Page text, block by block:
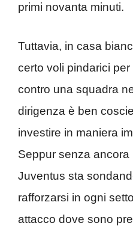
primi novanta minuti.
Tuttavia, in casa
certo voli pindarici
contro una squadra
dirigenza è ben
investire in maniera
Seppur senza ancora
Juventus sta
rafforzarsi in ogni
attacco dove sono